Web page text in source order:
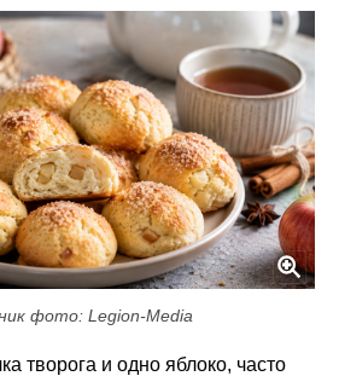
фото: Legion-Media
творога и одно яблоко, часто